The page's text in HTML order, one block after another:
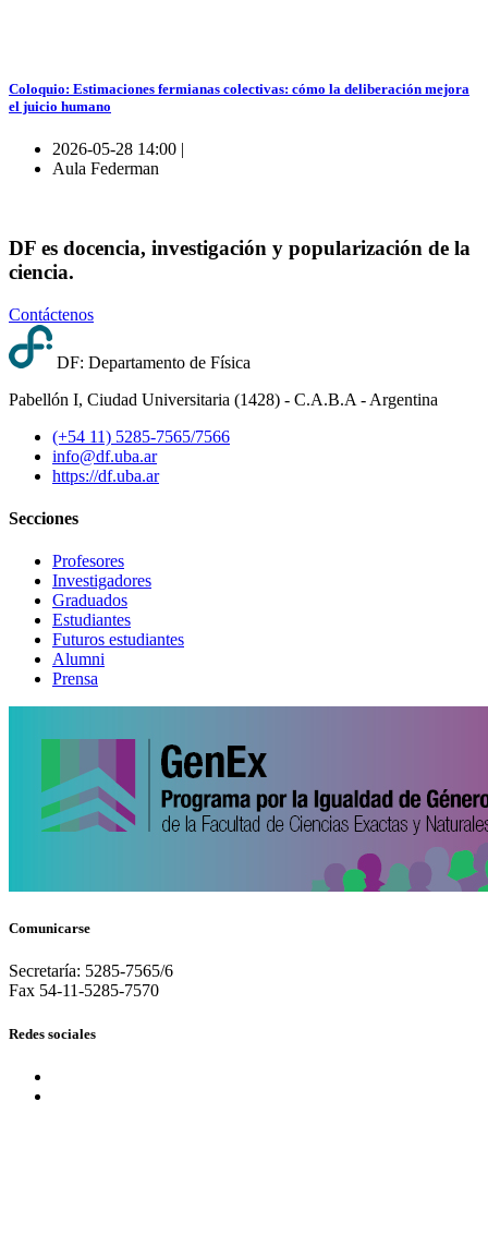
Coloquio: Estimaciones fermianas colectivas: cómo la deliberación mejora
el juicio humano
2026-05-28 14:00 |
Aula Federman
DF es docencia, investigación y popularización de la
ciencia.
Contáctenos
DF: Departamento de Física
Pabellón I, Ciudad Universitaria (1428) - C.A.B.A - Argentina
(+54 11) 5285-7565/7566
info@df.uba.ar
https://df.uba.ar
Secciones
Profesores
Investigadores
Graduados
Estudiantes
Futuros estudiantes
Alumni
Prensa
Comunicarse
Secretaría: 5285-7565/6
Fax 54-11-5285-7570
Redes sociales